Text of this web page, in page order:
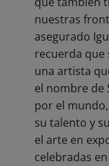
nuestras
asegurado
recuerda que
una artista
el nombre de
por el
su talento y
el arte en
celebradas